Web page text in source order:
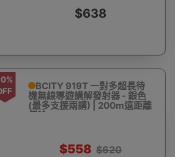
$638
BCITY 919T 一對多超長待
機無線導遊講解發射器 - 銀色
(最多支援兩講) | 200m遠距離
傳輸
$558 $620